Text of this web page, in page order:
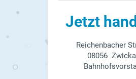
Jetzt
Reichenbacher
08056